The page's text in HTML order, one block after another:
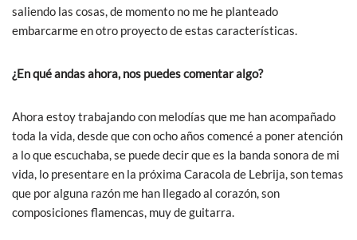
saliendo las cosas, de momento no me he planteado
embarcarme en otro proyecto de estas características.
¿En qué andas ahora, nos puedes comentar algo?
Ahora estoy trabajando con melodías que me han acompañado
toda la vida, desde que con ocho años comencé a poner atención
a lo que escuchaba, se puede decir que es la banda sonora de mi
vida, lo presentare en la próxima Caracola de Lebrija, son temas
que por alguna razón me han llegado al corazón, son
composiciones flamencas, muy de guitarra.